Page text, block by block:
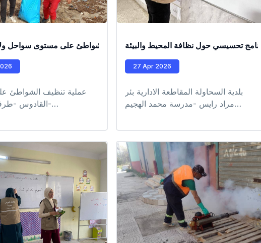
عمليات تدخل ميدانية
عملية تنظيف الشواطئ على مستوى سواحل
عملية تنظيف الشواطئ
-القادوس -
برنامج تحسيسي حول نظافة المحيط والبيئة
27 Apr 2026
بلدية السحاولة المقاطعة الادارية بئر
مراد رايس -مدرسة محمد الهجيم
الهاشمي شريف برنامج تحسيسي حول
نظافة المحيط والبيئة: البيئة والمحيط ،
الامراض المتنقلة عن طريق النفايات
(داء الكلب) البيئة والبحر ، التسممات
الغذائية ، الماء والامراض المتنقلة عبره